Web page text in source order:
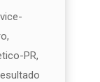
PR,